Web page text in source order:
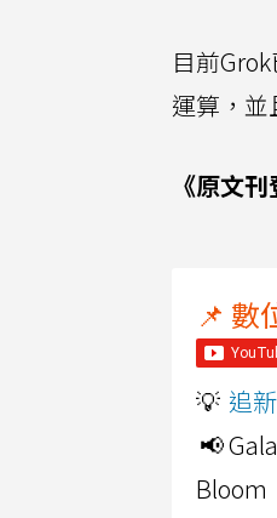
目前
運算，並
《原文
📌 數
💡 追
📢
Bloom